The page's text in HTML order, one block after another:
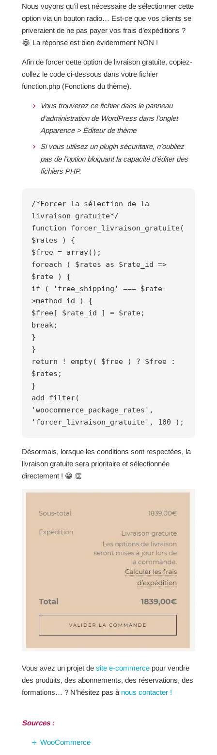
Nous voyons qu’il est nécessaire de sélectionner cette
option via un bouton radio… Est-ce que vos clients se
priveraient de ne pas payer vos frais d’expéditions ?
😂 La réponse est bien évidemment NON !
Afin de forcer cette option de livraison gratuite, copiez-
collez le code ci-dessous dans votre fichier
function.php (Fonctions du thème).
Vous trouverez ce fichier dans le panneau
d’administration de WordPress dans l’onglet
Apparence > Éditeur de thème
Si vous utilisez un plugin sécuritaire, n’oubliez
pas de l’option bloquant la capacité d’éditer des
fichiers PHP.
/*Forcer la sélection de la
livraison gratuite*/
function forcer_livraison_gratuite(
$rates ) {
$free = array();
foreach ( $rates as $rate_id =>
$rate ) {
if ( 'free_shipping' === $rate-
>method_id ) {
$free[ $rate_id ] = $rate;
break;
}
}
return ! empty( $free ) ? $free :
$rates;
}
add_filter(
'woocommerce_package_rates',
'forcer_livraison_gratuite', 100 );
Désormais, lorsque les conditions sont respectées, la
livraison gratuite sera prioritaire et sélectionnée
directement ! 😁 👏
Vous avez un projet de site e-commerce pour vendre
des produits, des abonnements, des réservations, des
formations… ? N’hésitez pas à nous contacter !
Sources :
WooCommerce